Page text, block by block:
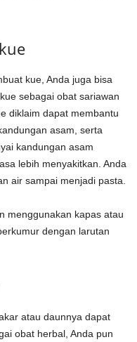
kue, Anda juga bisa
sebagai obat sariawan
diklaim dapat membantu
asam, serta
kandungan asam
lebih menyakitkan. Anda
air sampai menjadi pasta.
menggunakan kapas atau
dengan larutan
atau daunnya dapat
obat herbal, Anda pun